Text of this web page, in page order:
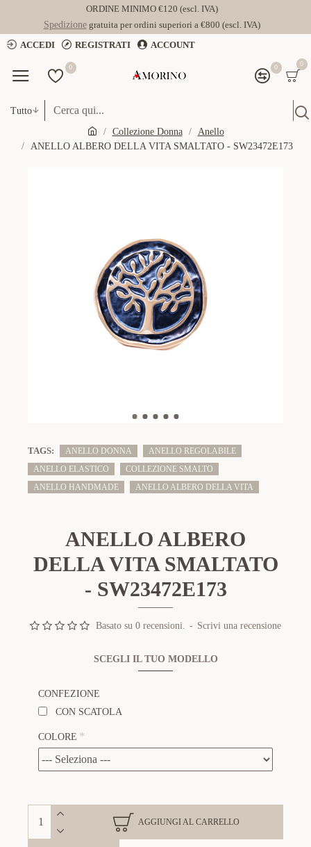
ORDINE MINIMO €120 (escl. IVA)
Spedizionegratuita per ordini superiori a €800 (escl. IVA)
ACCEDI
REGISTRATI ACCOUNT
0 0 0
Tutto
Collezione Donna
Anello
ANELLO ALBERO DELLA VITA SMALTATO - SW23472E173
TAGS: ANELLO DONNA
ANELLO REGOLABILE
ANELLO ELASTICO
COLLEZIONE SMALTO
ANELLO HANDMADE
ANELLO ALBERO DELLA VITA
ANELLO ALBERO
DELLA VITA SMALTATO
- SW23472E173
Basato su 0 recensioni. - Scrivi una recensione
SCEGLI IL TUO MODELLO
CONFEZIONE
CON SCATOLA
COLORE
AGGIUNGI AL CARRELLO